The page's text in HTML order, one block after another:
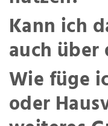
Kann ich
auch über
Wie füge
oder